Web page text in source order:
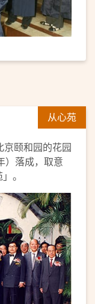
从心苑
颐和园的花园
）落成，取意
。